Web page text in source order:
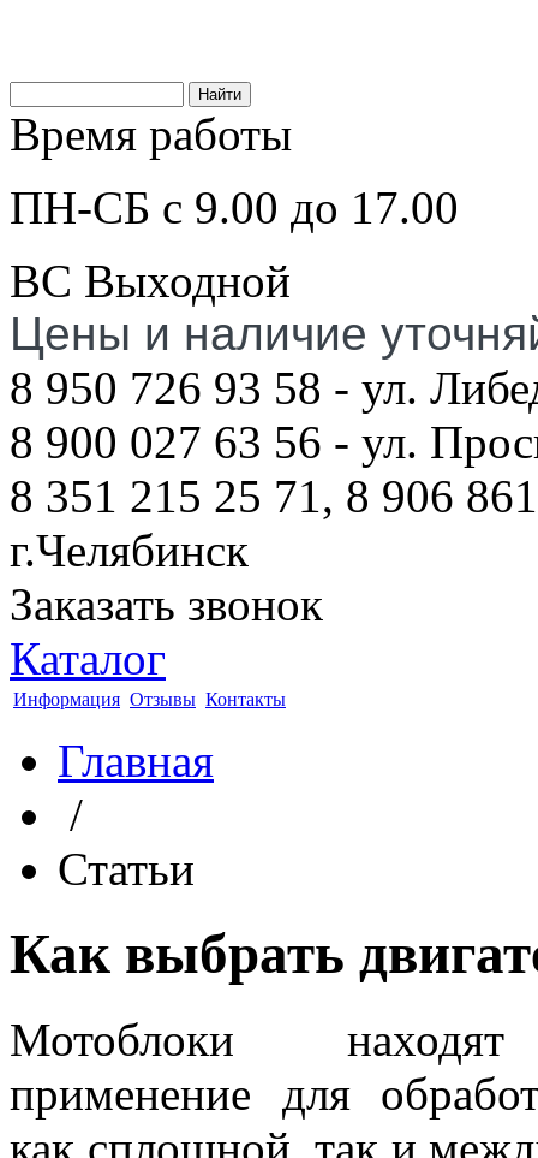
Время работы
ПН-СБ с 9.00 до 17.00
ВС Выходной
Цены и наличие
8 950 726 93 58 - ул.
8 900 027 63 56 - ул.
8 351 215 25 71, 8 906
г.Челябинск
Заказать звонок
Каталог
Информация Отзывы Контакты
Главная
/
Статьи
Как выбрать
Мотоблоки
применение для
как сплошной, так и